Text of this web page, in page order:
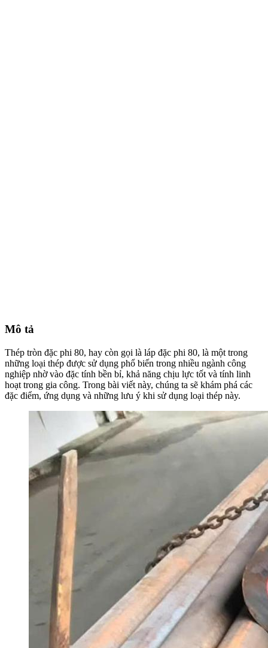
Mô tả
Thép tròn đặc phi 80, hay còn gọi là láp đặc phi 80, là một trong
những loại thép được sử dụng phổ biến trong nhiều ngành công
nghiệp nhờ vào đặc tính bền bỉ, khả năng chịu lực tốt và tính linh
hoạt trong gia công. Trong bài viết này, chúng ta sẽ khám phá các
đặc điểm, ứng dụng và những lưu ý khi sử dụng loại thép này.